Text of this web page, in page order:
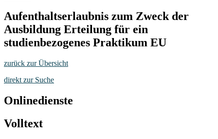
Aufenthaltserlaubnis zum Zweck der
Ausbildung Erteilung für ein
studienbezogenes Praktikum EU
zurück zur Übersicht
direkt zur Suche
Onlinedienste
Volltext